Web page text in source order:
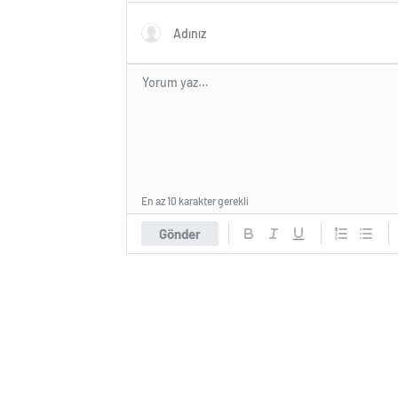
kanalda yayınlanacak?
Gönder
En az 10 karakter gerekli